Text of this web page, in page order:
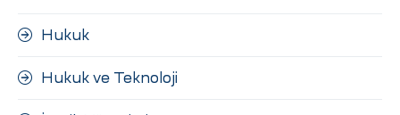
Hukuk
Hukuk ve Teknoloji